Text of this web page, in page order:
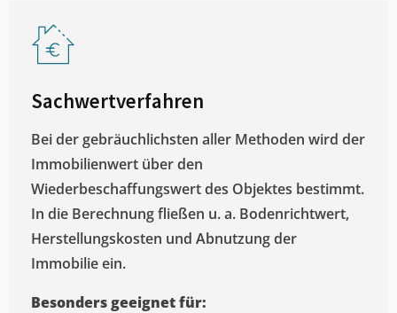
Sachwertverfahren
Bei der gebräuchlichsten aller Methoden wird der
Immobilienwert über den
Wiederbeschaffungswert des Objektes bestimmt.
In die Berechnung fließen u. a. Bodenrichtwert,
Herstellungskosten und Abnutzung der
Immobilie ein.
Besonders geeignet für: